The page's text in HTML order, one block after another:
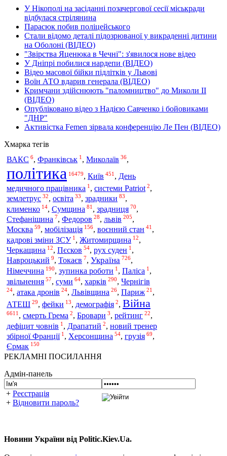
У Нікополі на засіданні позачергової сесії міськради
відбулася стрілянина
Парасюк побив поліцейського
Стали відомо деталі підозрюваної у викраденні дитини
на Оболоні (ВІДЕО)
"Звірства Яценюка в Чечні": з'явилося нове відео
У Дніпрі побилися нардепи (ВІДЕО)
Відео масової бійки підлітків у Львові
Воїн АТО вдарив генерала (ВІДЕО)
Кримчани здійснюють "паломництво" до Миколи ІІ
(ВІДЕО)
Опубліковано відео з Надією Савченко і бойовиками
"ДНР"
Активістка Femen зірвала конференцію Ле Пен (ВІДЕО)
Хмарка тегів
ВАКС 6, Франківськ 1 , Миколаїв 36,
політика 16479, Київ 451 , День
медичного працівника 1 , системи Patriot 2,
землетрус 32, освіта 33, зрадники 83,
клименко 14, Сумщина 81 , зрадниця 70,
Стефанішина 7, Федоров 28, львів 205,
Москва 59, мобілізація 156, воєнний стан 41 ,
кадрові зміни ЗСУ 1 , Житомирщина 12,
Черкащина 12, Пєсков 54, рух суден 1 ,
Навроцький 9, Токаєв 7, Україна 726,
Німеччина 190, зупинка роботи 1, Паліса 1,
звільнення 57, суми 64, харків 290, Чернігів
24, атака дронів 24, Львівщина 26, Париж 21 ,
АТЕШ 29, фейки 13, демографія 2, Війна
6611, смерть Грема 2, Бровари 3, рейтинг 22,
дефіцит човнів 1 , Драпатий 2, новий тренер
збірної Франції 1 , Херсонщина 54, грузія 69,
Єрмак 150
РЕКЛАМНІ ПОСИЛАННЯ
Адмін-панель
+ Реєстрація
+ Відновити пароль?
Новини України від Politic.Kiev.Ua.